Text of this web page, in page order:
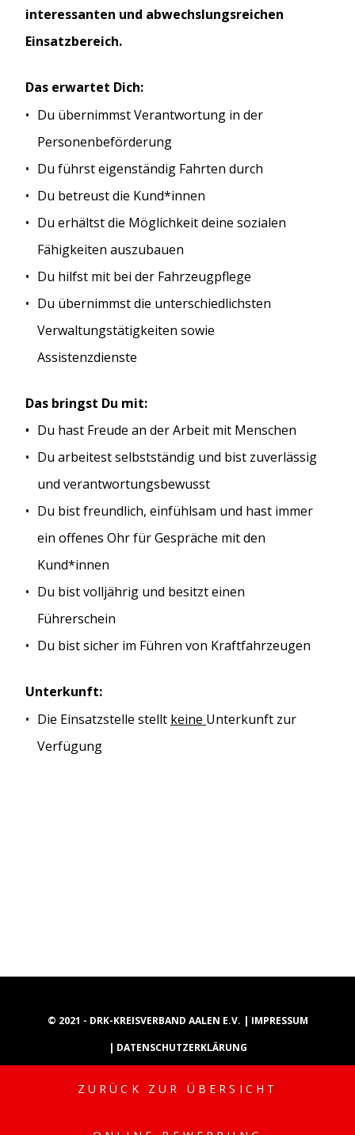
interessanten und abwechslungsreichen
Einsatzbereich.
Das erwartet Dich:
Du übernimmst Verantwortung in der
Personenbeförderung
Du führst eigenständig Fahrten durch
Du betreust die Kund*innen
Du erhältst die Möglichkeit deine sozialen
Fähigkeiten auszubauen
Du hilfst mit bei der Fahrzeugpflege
Du übernimmst die unterschiedlichsten
Verwaltungstätigkeiten sowie
Assistenzdienste
Das bringst Du mit:
Du hast Freude an der Arbeit mit Menschen
Du arbeitest selbstständig und bist zuverlässig
und verantwortungsbewusst
Du bist freundlich, einfühlsam und hast immer
ein offenes Ohr für Gespräche mit den
Kund*innen
Du bist volljährig und besitzt einen
Führerschein
Du bist sicher im Führen von Kraftfahrzeugen
Unterkunft:
Die Einsatzstelle stellt keine Unterkunft zur
Verfügung
© 2021 - DRK-KREISVERBAND AALEN E.V. | IMPRESSUM
| DATENSCHUTZERKLÄRUNG
INSTAGRAM
YOUTUBE
ZURÜCK ZUR ÜBERSICHT